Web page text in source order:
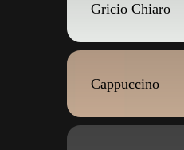
Gricio Chiaro
Cappuccino